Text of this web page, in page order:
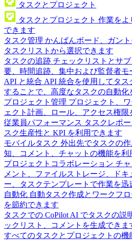
タスクとプロジェクト
タスクとプロジェクト 作業をよ
できます
タスク管理 かんばんボード、ガント
タスクリストから選択できます
タスクの追跡 チェックリストとサ
要、時間追跡、集中および監督者モ
API と統合 API 統合を使用してタ
することで、高度なタスクの自動化
プロジェクト管理 プロジェクト、
ェクト計画、ロール、アクセス権限
従業員パフォーマンス タスクレポ
スク生産性と KPI を利用できます
モバイルタスク 外出先でタスクの
知、コメント、チャットの機能を利
プロジェクトコラボレーション チ
メント、ファイルストレージ、ド
ー、タスクテンプレートで作業を迅
自動化 自動タスク作成とワークフ
を節約できます
タスクでの CoPilot AI でタスクの説
ックリスト、コメントを生成できま
すべてのタスクとプロジェクトの機